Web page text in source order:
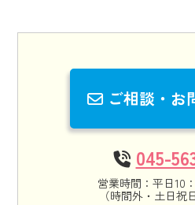
ご相談・お
045-
営業時間：平日10
（時間外・土日祝